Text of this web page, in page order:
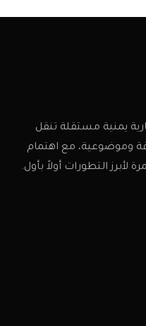
يمنية مستقلة تنقل
وموضوعية، مع اهتمام
التطورات أولاً بأول.